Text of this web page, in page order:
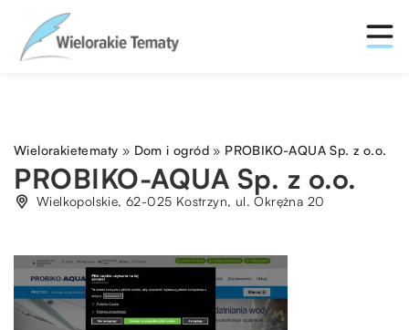
Wielorakietematy » Dom i ogród » PROBIKO-AQUA Sp. z o.o.
PROBIKO-AQUA Sp. z o.o.
Wielkopolskie, 62-025 Kostrzyn, ul. Okrężna 20